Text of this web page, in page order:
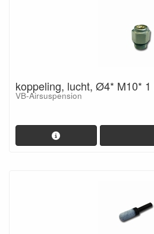
koppeling, lucht, Ø4* M10* 1
VB-Airsuspension